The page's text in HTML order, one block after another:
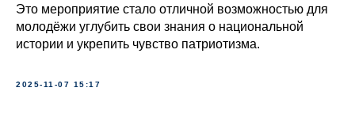
Это мероприятие стало отличной возможностью для
молодёжи углубить свои знания о национальной
истории и укрепить чувство патриотизма.
2025-11-07 15:17